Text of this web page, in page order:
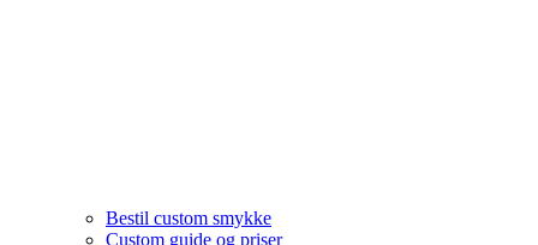
Bestil custom smykke
Custom guide og priser